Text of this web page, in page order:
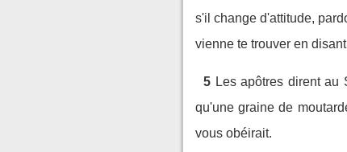
s'il change d'attitude,
vienne te trouver en
5 Les apôtres dirent au
qu'une graine de
vous obéirait.